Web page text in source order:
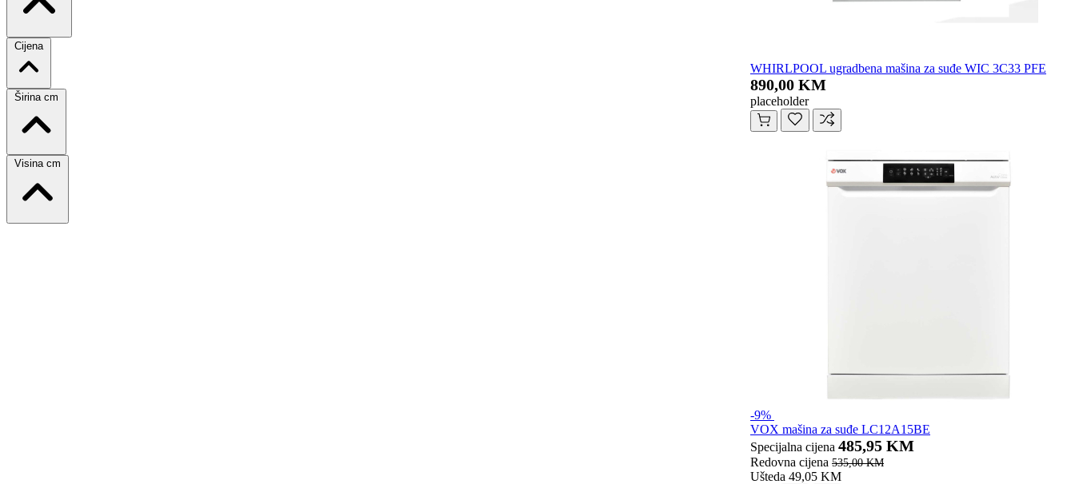
Cijena
Širina cm
Visina cm
WHIRLPOOL ugradbena mašina za suđe WIC 3C33 PFE
890,00 KM
placeholder
-9%
VOX mašina za suđe LC12A15BE
Specijalna cijena 485,95 KM
Redovna cijena 535,00 KM
Ušteda 49,05 KM